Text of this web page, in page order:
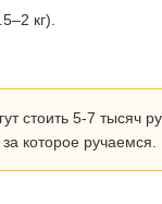
кг).
стоить 5-7 тысяч
которое ручаемся.